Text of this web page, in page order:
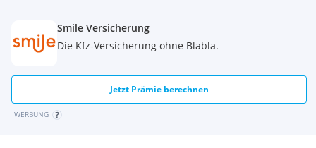
Smile Versicherung
Die Kfz-Versicherung ohne Blabla.
Jetzt Prämie berechnen
WERBUNG